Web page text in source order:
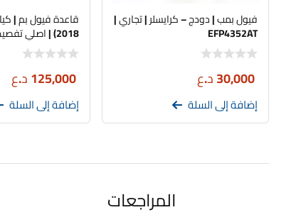
فيول بمب | دودج – كرايسلر | تجاري |
EFP4352AT
30,000د.ع
إضافة إلى السلة
B0500
125,000د.ع
إضافة إلى السلة
المراجعات